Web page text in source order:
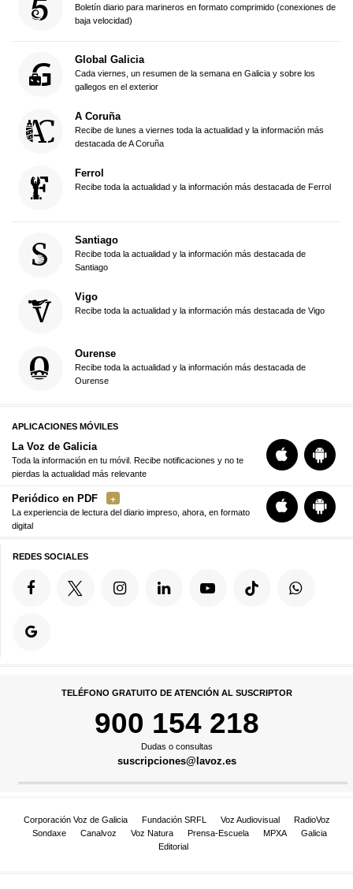
Boletín diario para marineros en formato comprimido (conexiones de
baja velocidad)
Global Galicia
Cada viernes, un resumen de la semana en Galicia y sobre los
gallegos en el exterior
A Coruña
Recibe de lunes a viernes toda la actualidad y la información más
destacada de A Coruña
Ferrol
Recibe toda la actualidad y la información más destacada de Ferrol
Santiago
Recibe toda la actualidad y la información más destacada de
Santiago
Vigo
Recibe toda la actualidad y la información más destacada de Vigo
Ourense
Recibe toda la actualidad y la información más destacada de
Ourense
APLICACIONES MÓVILES
La Voz de Galicia
Toda la información en tu móvil. Recibe notificaciones y no te
pierdas la actualidad más relevante
Periódico en PDF
La experiencia de lectura del diario impreso, ahora, en formato
digital
REDES SOCIALES
TELÉFONO GRATUITO DE ATENCIÓN AL SUSCRIPTOR
900 154 218
Dudas o consultas
suscripciones@lavoz.es
Corporación Voz de Galicia Fundación SRFL Voz Audiovisual
RadioVoz
Sondaxe
Canalvoz Voz Natura Prensa-Escuela MPXA
Galicia
Editorial